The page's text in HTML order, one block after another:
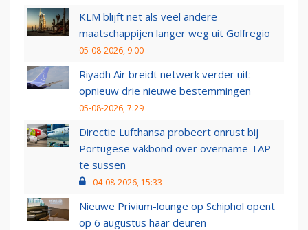
KLM blijft net als veel andere
maatschappijen langer weg uit Golfregio
05-08-2026, 9:00
Riyadh Air breidt netwerk verder uit:
opnieuw drie nieuwe bestemmingen
05-08-2026, 7:29
Directie Lufthansa probeert onrust bij
Portugese vakbond over overname TAP
te sussen
04-08-2026, 15:33
Nieuwe Privium-lounge op Schiphol opent
op 6 augustus haar deuren